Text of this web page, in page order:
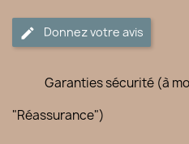
Donnez votre avis
Garanties sécurité (à
"Réassurance")